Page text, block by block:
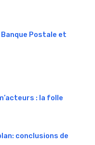
Postale et
: la folle
conclusions de